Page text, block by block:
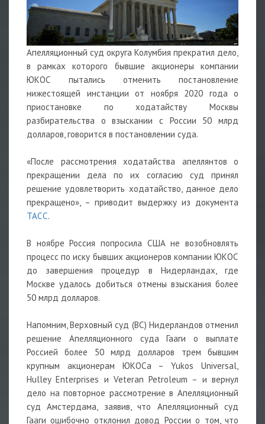
Апелляционный суд округа Колумбия прекратил дело,
в рамках которого бывшие акционеры компании
ЮКОС пытались отменить постановление
нижестоящей инстанции от ноября 2020 года о
приостановке по ходатайству Москвы
разбирательства о взыскании с России 50 млрд
долларов, говорится в постановлении суда.
«После рассмотрения ходатайства апеллянтов о
прекращении дела по их согласию суд принял
решение удовлетворить ходатайство, данное дело
прекращено», – приводит выдержку из документа
ТАСС.
В ноябре Россия попросила США не возобновлять
процесс по иску бывших акционеров компании ЮКОС
до завершения процедур в Нидерландах, где
Москве удалось добиться отмены взыскания более
50 млрд долларов.
Напомним, Верховный суд (ВС) Нидерландов отменил
решение Апелляционного суда Гааги о выплате
Россией более 50 млрд долларов трем бывшим
крупным акционерам ЮКОСа – Yukos Universal,
Hulley Enterprises и Veteran Petroleum – и вернул
дело на повторное рассмотрение в Апелляционный
суд Амстердама, заявив, что Апелляционный суд
Гааги ошибочно отклонил довод России о том, что